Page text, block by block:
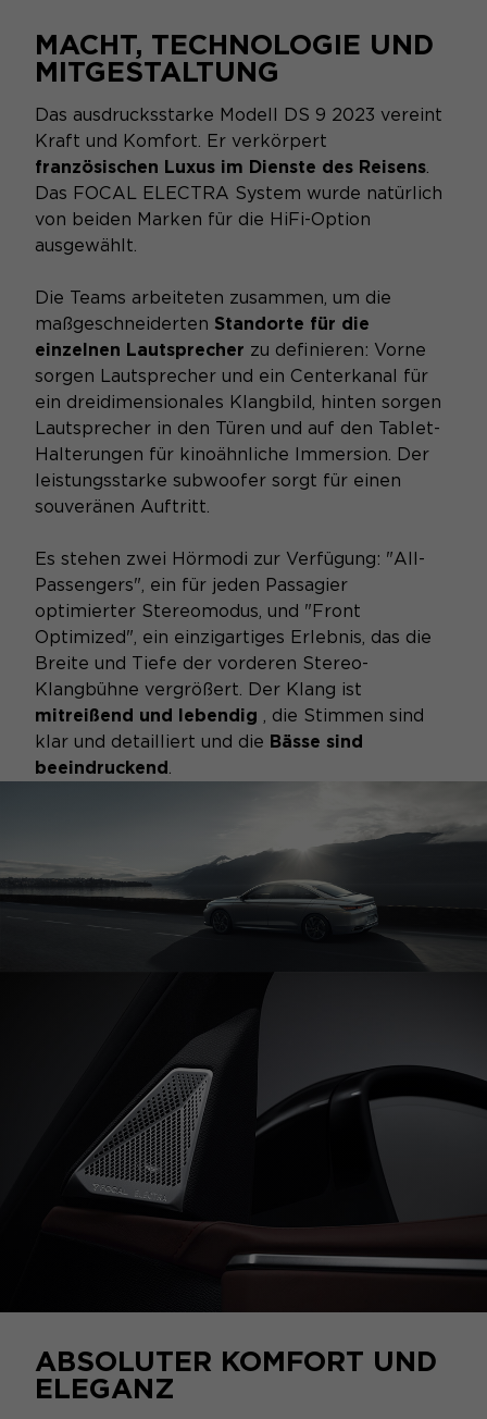
MACHT, TECHNOLOGIE UND
MITGESTALTUNG
Das ausdrucksstarke Modell DS 9 2023 vereint
Kraft und Komfort. Er verkörpert
französischen Luxus im Dienste des Reisens.
Das FOCAL ELECTRA System wurde natürlich
von beiden Marken für die HiFi-Option
ausgewählt.
Die Teams arbeiteten zusammen, um die
maßgeschneiderten Standorte für die
einzelnen Lautsprecher zu definieren: Vorne
sorgen Lautsprecher und ein Centerkanal für
ein dreidimensionales Klangbild, hinten sorgen
Lautsprecher in den Türen und auf den Tablet-
Halterungen für kinoähnliche Immersion. Der
leistungsstarke subwoofer sorgt für einen
souveränen Auftritt.
Es stehen zwei Hörmodi zur Verfügung: "All-
Passengers", ein für jeden Passagier
optimierter Stereomodus, und "Front
Optimized", ein einzigartiges Erlebnis, das die
Breite und Tiefe der vorderen Stereo-
Klangbühne vergrößert. Der Klang ist
mitreißend und lebendig , die Stimmen sind
klar und detailliert und die Bässe sind
beeindruckend.
ABSOLUTER KOMFORT UND
ELEGANZ